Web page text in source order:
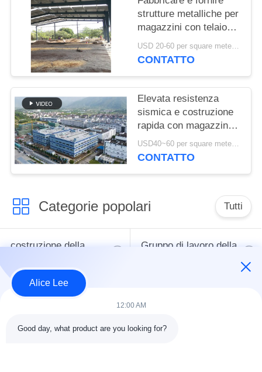
strutture metalliche per
magazzini con telaio
portale personalizzato
in Benin
USD 20-60 per square meter MOQ:1000 Mq
CONTATTO
Elevata resistenza
sismica e costruzione
rapida con magazzino
a struttura in acciaio
durevole per le tue
USD40~60 per square meter MOQ:1000 metri quadrati
CONTATTO
Categorie popolari Tutti
costruzione della
Gruppo di lavoro della
costruzioni edili
Alice Lee
12:00 AM
Good day, what product are you looking for?